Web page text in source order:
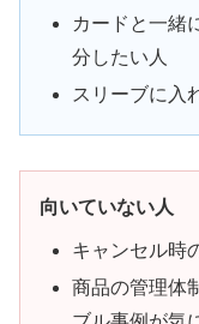
カードと一緒
分したい人
スリーブに入
向いていない人
キャンセル時
商品の管理体